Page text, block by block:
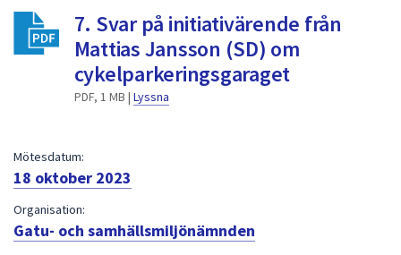
välja
något
av
7. Svar på initiativärende från
Mattias Jansson (SD) om
cykelparkeringsgaraget
PDF, 1 MB | Lyssna
Mötesdatum:
18 oktober 2023
Organisation:
Gatu- och samhällsmiljönämnden